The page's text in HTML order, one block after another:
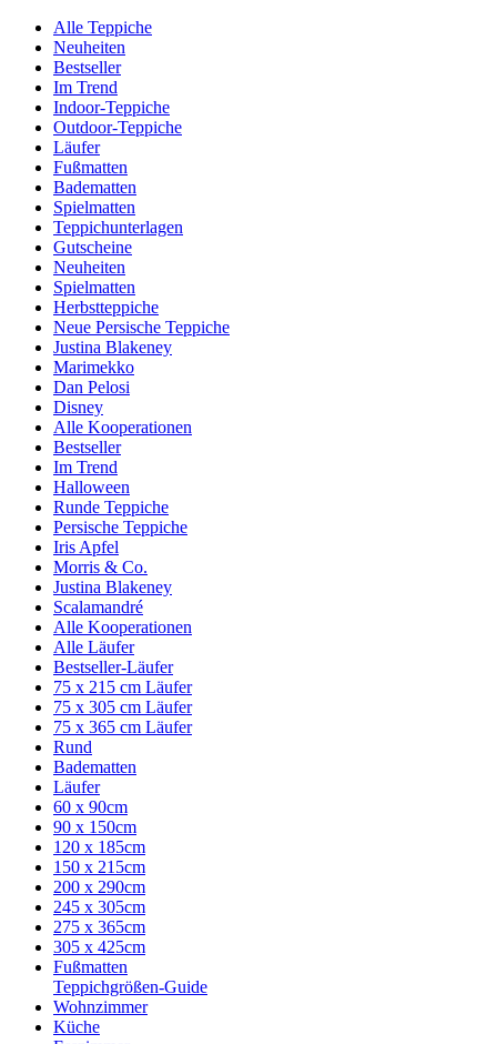
Alle Teppiche
Neuheiten
Bestseller
Im Trend
Indoor-Teppiche
Outdoor-Teppiche
Läufer
Fußmatten
Badematten
Spielmatten
Teppichunterlagen
Gutscheine
Neuheiten
Spielmatten
Herbstteppiche
Neue Persische Teppiche
Justina Blakeney
Marimekko
Dan Pelosi
Disney
Alle Kooperationen
Bestseller
Im Trend
Halloween
Runde Teppiche
Persische Teppiche
Iris Apfel
Morris & Co.
Justina Blakeney
Scalamandré
Alle Kooperationen
Alle Läufer
Bestseller-Läufer
75 x 215 cm Läufer
75 x 305 cm Läufer
75 x 365 cm Läufer
Rund
Badematten
Läufer
60 x 90cm
90 x 150cm
120 x 185cm
150 x 215cm
200 x 290cm
245 x 305cm
275 x 365cm
305 x 425cm
Fußmatten
Teppichgrößen-Guide
Wohnzimmer
Küche